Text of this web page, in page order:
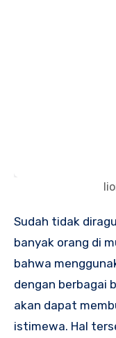
Sudah tidak diragukan lagi bahwa ada begitu
banyak orang di
bahwa
dengan berbagai
akan dapat
istimewa. Hal